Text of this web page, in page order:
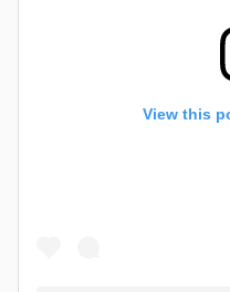
View this